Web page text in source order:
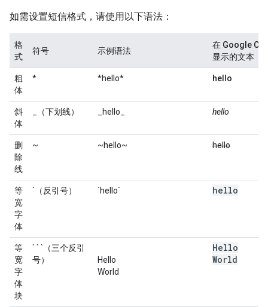
如需设置短信格式，请使用以下语法：
格
式
符号 示例语法
在 Google
显示的文本
粗
体
* *hello* hello
斜
体
_（下划线） _hello_ hello
删
除
线
~ ~hello~ hello
等
宽
字
体
`（反引号） `hello` hello
等
宽
字
体
块
` ` `（三个反引
号）
Hello
World
Hello
World